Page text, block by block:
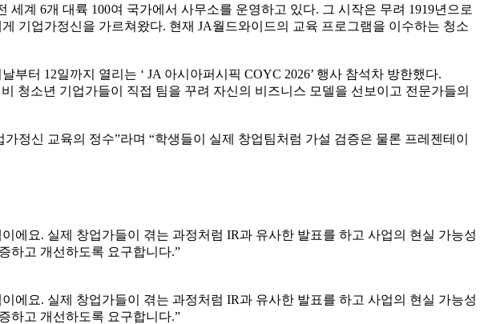
세계 6개 대륙 100여 국가에서 사무소를 운영하고 있다. 그 시작은 무려 1919년으로
기업가정신을 가르쳐왔다. 현재 JA월드와이드의 교육 프로그램을 이수하는 청소
터 12일까지 열리는 ‘ JA 아시아퍼시픽 COYC 2026’ 행사 참석차 방한했다.
청소년 기업가들이 직접 팀을 꾸려 자신의 비즈니스 모델을 선보이고 전문가들의
정신 교육의 정수”라며 “학생들이 실제 창업팀처럼 가설 검증은 물론 프레젠테이
에요. 실제 창업가들이 겪는 과정처럼 IR과 유사한 발표를 하고 사업의 현실 가능성
하고 개선하도록 요구합니다.”
에요. 실제 창업가들이 겪는 과정처럼 IR과 유사한 발표를 하고 사업의 현실 가능성
하고 개선하도록 요구합니다.”